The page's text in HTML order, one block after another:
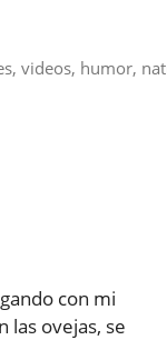
videos, humor,
con mi
las ovejas, se